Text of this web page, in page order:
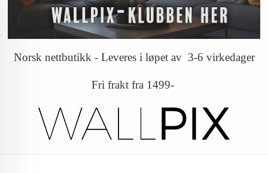
Norsk nettbutikk - Leveres i løpet av 3-6 virkedager
Fri frakt fra 1499-